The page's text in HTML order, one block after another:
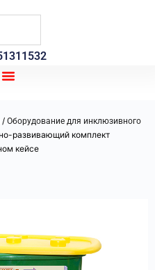
/ Оборудование для инклюзивного
развивающий комплект
кейсе